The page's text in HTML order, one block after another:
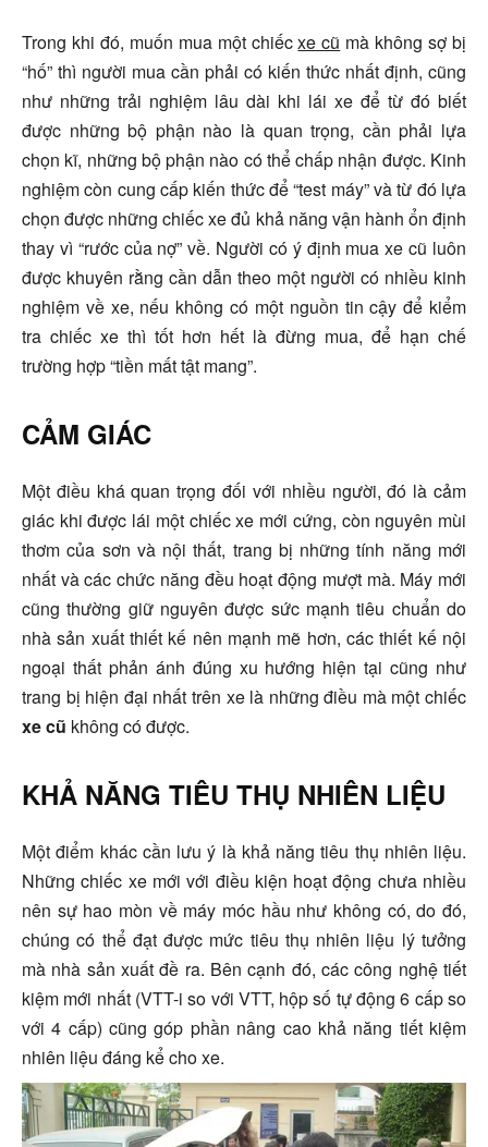
Trong khi đó, muốn mua một chiếcxe cũ mà không sợ bị
“hố” thì người mua cần phải có kiến thức nhất định, cũng
như những trải nghiệm lâu dài khi lái xe để từ đó biết
được những bộ phận nào là quan trọng, cần phải lựa
chọn kĩ, những bộ phận nào có thể chấp nhận được. Kinh
nghiệm còn cung cấp kiến thức để “test máy” và từ đó lựa
chọn được những chiếc xe đủ khả năng vận hành ổn định
thay vì “rước của nợ” về. Người có ý định mua xe cũ luôn
được khuyên rằng cần dẫn theo một người có nhiều kinh
nghiệm về xe, nếu không có một nguồn tin cậy để kiểm
tra chiếc xe thì tốt hơn hết là đừng mua, để hạn chế
trường hợp “tiền mất tật mang”.
CẢM GIÁC
Một điều khá quan trọng đối với nhiều người, đó là cảm
giác khi được lái một chiếc xe mới cứng, còn nguyên mùi
thơm của sơn và nội thất, trang bị những tính năng mới
nhất và các chức năng đều hoạt động mượt mà. Máy mới
cũng thường giữ nguyên được sức mạnh tiêu chuẩn do
nhà sản xuất thiết kế nên mạnh mẽ hơn, các thiết kế nội
ngoại thất phản ánh đúng xu hướng hiện tại cũng như
trang bị hiện đại nhất trên xe là những điều mà một chiếc
xe cũ không có được.
KHẢ NĂNG TIÊU THỤ NHIÊN LIỆU
Một điểm khác cần lưu ý là khả năng tiêu thụ nhiên liệu.
Những chiếc xe mới với điều kiện hoạt động chưa nhiều
nên sự hao mòn về máy móc hầu như không có, do đó,
chúng có thể đạt được mức tiêu thụ nhiên liệu lý tưởng
mà nhà sản xuất đề ra. Bên cạnh đó, các công nghệ tiết
kiệm mới nhất (VTT-i so với VTT, hộp số tự động 6 cấp so
với 4 cấp) cũng góp phần nâng cao khả năng tiết kiệm
nhiên liệu đáng kể cho xe.